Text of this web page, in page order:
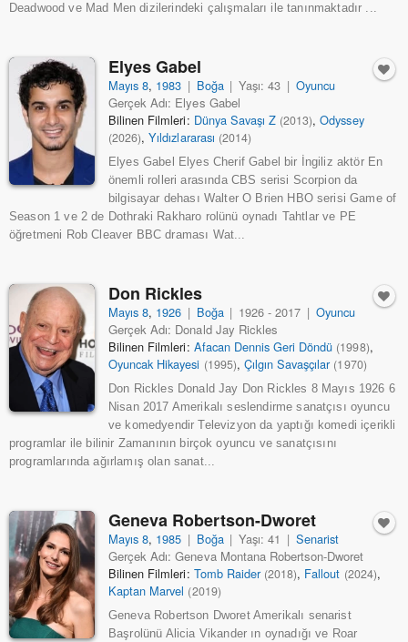
Deadwood ve Mad Men dizilerindeki çalışmaları ile tanınmaktadır ...
Elyes Gabel
Mayıs 8, 1983 | Boğa | Yaşı: 43 | Oyuncu
Gerçek Adı: Elyes Gabel
Bilinen Filmleri: Dünya Savaşı Z (2013),Odyssey
(2026),Yıldızlararası (2014)
Elyes Gabel Elyes Cherif Gabel bir İngiliz aktör En
önemli rolleri arasında CBS serisi Scorpion da
bilgisayar dehası Walter O Brien HBO serisi Game of
Season 1 ve 2 de Dothraki Rakharo rolünü oynadı Tahtlar ve PE
öğretmeni Rob Cleaver BBC draması Wat...
Don Rickles
Mayıs 8, 1926 | Boğa | 1926 - 2017 | Oyuncu
Gerçek Adı: Donald Jay Rickles
Bilinen Filmleri: Afacan Dennis Geri Döndü (1998),
Oyuncak Hikayesi (1995), Çılgın Savaşçılar (1970)
Don Rickles Donald Jay Don Rickles 8 Mayıs 1926 6
Nisan 2017 Amerikalı seslendirme sanatçısı oyuncu
ve komedyendir Televizyon da yaptığı komedi içerikli
programlar ile bilinir Zamanının birçok oyuncu ve sanatçısını
programlarında ağırlamış olan sanat...
Geneva Robertson-Dworet
Mayıs 8, 1985 | Boğa | Yaşı: 41 | Senarist
Gerçek Adı: Geneva Montana Robertson-Dworet
Bilinen Filmleri: Tomb Raider (2018), Fallout (2024),
Kaptan Marvel (2019)
Geneva Robertson Dworet Amerikalı senarist
Başrolünü Alicia Vikander ın oynadığı ve Roar